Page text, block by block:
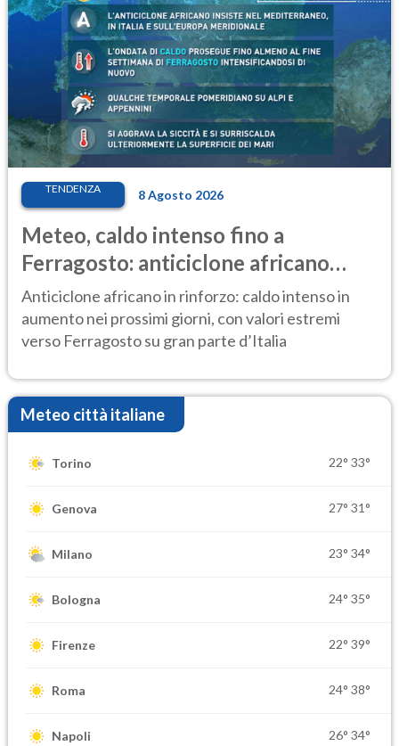
TENDENZA 8 Agosto 2026
Meteo, caldo intenso fino a
Ferragosto: anticiclone africano
ancora protagonista
Anticiclone africano in rinforzo: caldo intenso in
aumento nei prossimi giorni, con valori estremi
verso Ferragosto su gran parte d’Italia
Meteo città italiane
Torino 22° 33°
Genova 27° 31°
Milano 23° 34°
Bologna 24° 35°
Firenze 22° 39°
Roma 24° 38°
Napoli 26° 34°